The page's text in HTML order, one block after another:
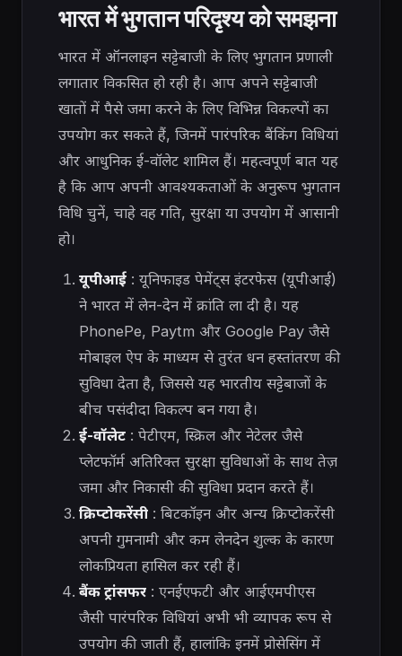
भारत में भुगतान परिदृश्य को समझना
भारत में ऑनलाइन सट्टेबाजी के लिए भुगतान प्रणाली
लगातार विकसित हो रही है। आप अपने सट्टेबाजी
खातों में पैसे जमा करने के लिए विभिन्न विकल्पों का
उपयोग कर सकते हैं, जिनमें पारंपरिक बैंकिंग विधियां
और आधुनिक ई-वॉलेट शामिल हैं। महत्वपूर्ण बात यह
है कि आप अपनी आवश्यकताओं के अनुरूप भुगतान
विधि चुनें, चाहे वह गति, सुरक्षा या उपयोग में आसानी
हो।
यूपीआई: यूनिफाइड पेमेंट्स इंटरफेस (यूपीआई)
ने भारत में लेन-देन में क्रांति ला दी है। यह
PhonePe, Paytm और Google Pay जैसे
मोबाइल ऐप के माध्यम से तुरंत धन हस्तांतरण की
सुविधा देता है, जिससे यह भारतीय सट्टेबाजों के
बीच पसंदीदा विकल्प बन गया है।
ई-वॉलेट: पेटीएम, स्क्रिल और नेटेलर जैसे
प्लेटफॉर्म अतिरिक्त सुरक्षा सुविधाओं के साथ तेज़
जमा और निकासी की सुविधा प्रदान करते हैं।
क्रिप्टोकरेंसी: बिटकॉइन और अन्य क्रिप्टोकरेंसी
अपनी गुमनामी और कम लेनदेन शुल्क के कारण
लोकप्रियता हासिल कर रही हैं।
बैंक ट्रांसफर: एनईएफटी और आईएमपीएस
जैसी पारंपरिक विधियां अभी भी व्यापक रूप से
उपयोग की जाती हैं, हालांकि इनमें प्रोसेसिंग में